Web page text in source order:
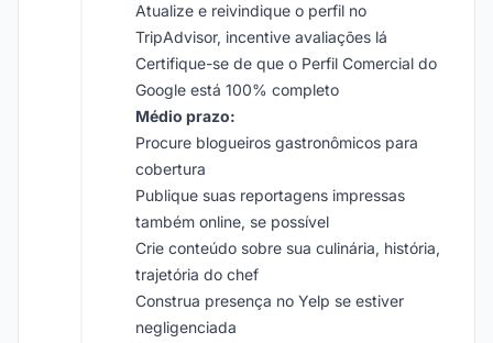
Atualize e reivindique o perfil no
TripAdvisor, incentive avaliações lá
Certifique-se de que o Perfil Comercial do
Google está 100% completo
Médio prazo:
Procure blogueiros gastronômicos para
cobertura
Publique suas reportagens impressas
também online, se possível
Crie conteúdo sobre sua culinária, história,
trajetória do chef
Construa presença no Yelp se estiver
negligenciada